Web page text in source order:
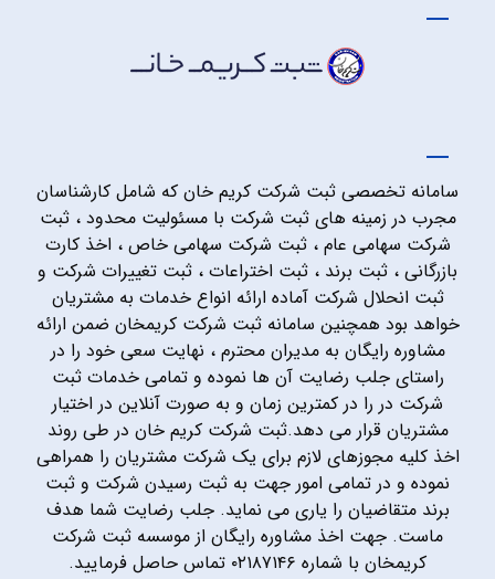
سامانه تخصصی ثبت شرکت کریم خان که شامل کارشناسان
مجرب در زمینه های ثبت شرکت با مسئولیت محدود ، ثبت
شرکت سهامی عام ، ثبت شرکت سهامی خاص ، اخذ کارت
بازرگانی ، ثبت برند ، ثبت اختراعات ، ثبت تغییرات شرکت و
ثبت انحلال شرکت آماده ارائه انواع خدمات به مشتریان
خواهد بود همچنین سامانه ثبت شرکت کریمخان ضمن ارائه
مشاوره رایگان به مدیران محترم ، نهایت سعی خود را در
راستای جلب رضایت آن ها نموده و تمامی خدمات ثبت
شرکت در را در کمترین زمان و به صورت آنلاین در اختیار
مشتریان قرار می دهد.ثبت شرکت کریم خان در طی روند
اخذ کلیه مجوزهای لازم برای یک شرکت مشتریان را همراهی
نموده و در تمامی امور جهت به ثبت رسیدن شرکت و ثبت
برند متقاضیان را یاری می نماید. جلب رضایت شما هدف
ماست. جهت اخذ مشاوره رایگان از موسسه ثبت شرکت
کریمخان با شماره ۰۲۱۸۷۱۴۶ تماس حاصل فرمایید.